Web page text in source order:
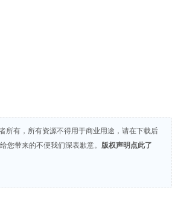
所有，所有资源不得用于商业用途，请在下载后
您带来的不便我们深表歉意。
版权声明点此了